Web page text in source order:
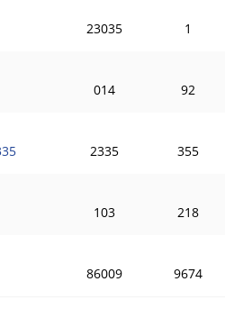
23035 1
014 92
2335 355
103 218
86009 9674